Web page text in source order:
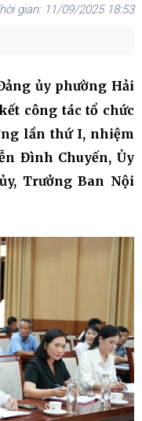
11/09/2025 18:53
ủy phường Hải
công tác tổ chức
lần thứ I, nhiệm
Đình Chuyến, Ủy
Trưởng Ban Nội